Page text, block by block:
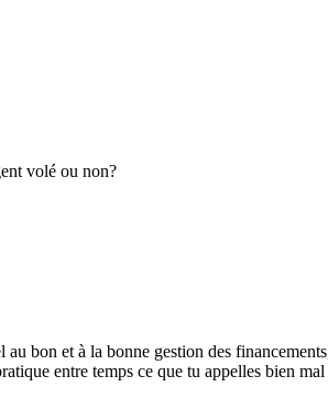
volé ou non?
bon et à la bonne gestion des
entre temps ce que tu appelles bien